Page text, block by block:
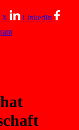
X
LinkedIn